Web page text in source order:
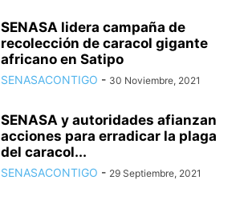
SENASA lidera campaña de
recolección de caracol gigante
africano en Satipo
SENASACONTIGO - 30 Noviembre, 2021
SENASA y autoridades afianzan
acciones para erradicar la plaga
del caracol...
SENASACONTIGO - 29 Septiembre, 2021